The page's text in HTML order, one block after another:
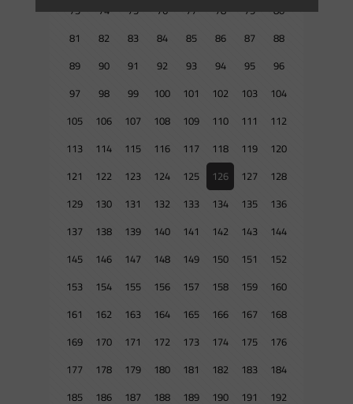
73
74 75 76 77 78 79
80
81
82 83 84 85 86 87
88
89
90 91 92 93 94 95
96
97
98 99 100 101 102 103
104
105
106 107 108 109 110 111
112
113
114 115 116 117 118 119
120
121
122 123 124 125 126 127
128
129
130 131 132 133 134 135
136
137
138 139 140 141 142 143
144
145
146 147 148 149 150 151
152
153
154 155 156 157 158 159
160
161
162 163 164 165 166 167
168
169
170 171 172 173 174 175
176
177
178 179 180 181 182 183
184
185
186 187 188 189 190 191
192